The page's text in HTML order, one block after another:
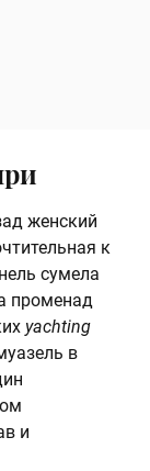
женский
к
сумела
променад
yachting
в
и